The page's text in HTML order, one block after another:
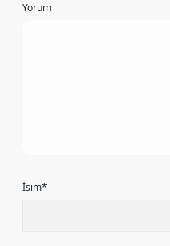
Yorum
İsim*